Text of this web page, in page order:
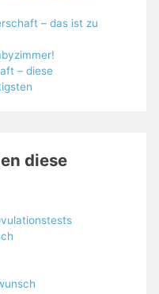
– das ist zu
– diese
diese